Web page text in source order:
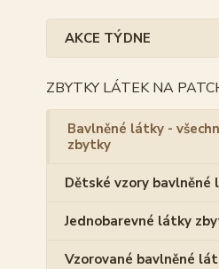
AKCE TÝDNE
ZBYTKY LÁTEK NA
Bavlněné látky -
zbytky
Dětské vzory bavlněné
Jednobarevné látky
Vzorované bavlněné